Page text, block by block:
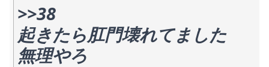
>>38
起きたら肛門壊れてました
無理やろ